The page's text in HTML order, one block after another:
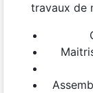
travaux de